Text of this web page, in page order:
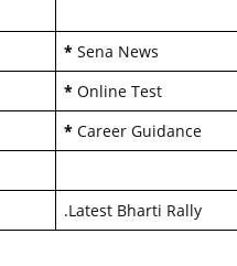
* Sena News
* Online Test
* Career Guidance
.Latest Bharti Rally